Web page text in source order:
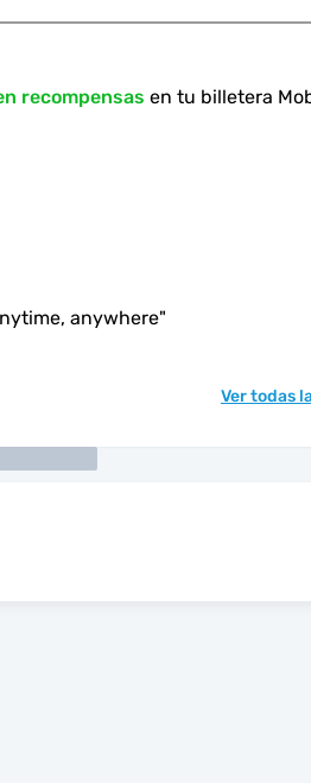
recompensas en tu billetera
anywhere"
Ver todas